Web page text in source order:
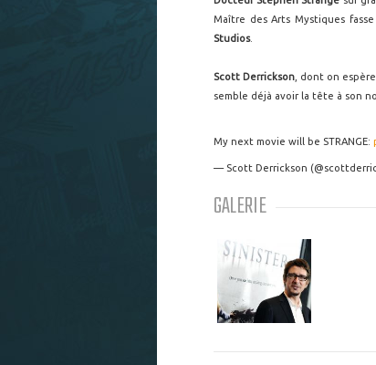
Maître des Arts Mystiques
Studios.
Scott Derrickson , dont on
semble déjà avoir la tête à son
My next movie will be STRANGE:
— Scott Derrickson
GALERIE